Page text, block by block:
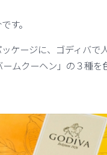
す。
ケージに、ゴディバで
ムクーヘン」の３種を